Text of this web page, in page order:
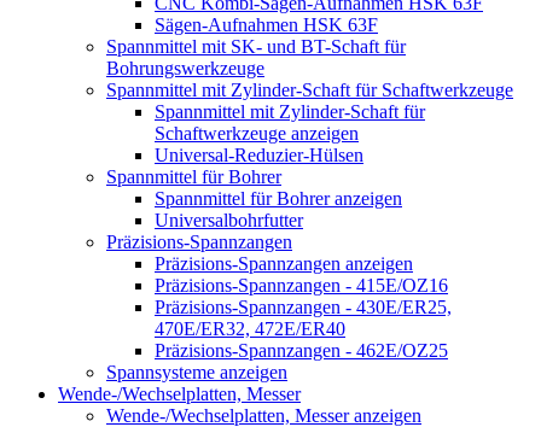
Sägen-Aufnahmen HSK 63F
Spannmittel mit SK- und BT-Schaft für
Bohrungswerkzeuge
Spannmittel mit Zylinder-Schaft für Schaftwerkzeuge
Spannmittel mit Zylinder-Schaft für
Schaftwerkzeuge anzeigen
Universal-Reduzier-Hülsen
Spannmittel für Bohrer
Spannmittel für Bohrer anzeigen
Universalbohrfutter
Präzisions-Spannzangen
Präzisions-Spannzangen anzeigen
Präzisions-Spannzangen - 415E/OZ16
Präzisions-Spannzangen - 430E/ER25,
470E/ER32, 472E/ER40
Präzisions-Spannzangen - 462E/OZ25
Spannsysteme anzeigen
Wende-/Wechselplatten, Messer
Wende-/Wechselplatten, Messer anzeigen